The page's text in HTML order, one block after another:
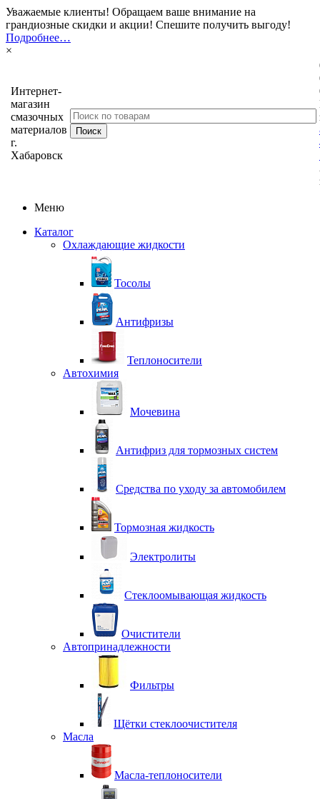
Уважаемые клиенты! Обращаем ваше внимание на
грандиозные скидки и акции! Спешите получить выгоду!
Подробнее…
×
Интернет-
магазин
смазочных
материалов
г.
Хабаровск
Меню
Каталог
Охлаждающие жидкости
Тосолы
Антифризы
Теплоносители
Автохимия
Мочевина
Антифриз для тормозных систем
Средства по уходу за автомобилем
Тормозная жидкость
Электролиты
Стеклоомывающая жидкость
Очистители
Автопринадлежности
Фильтры
Щётки стеклоочистителя
Масла
Масла-теплоносители